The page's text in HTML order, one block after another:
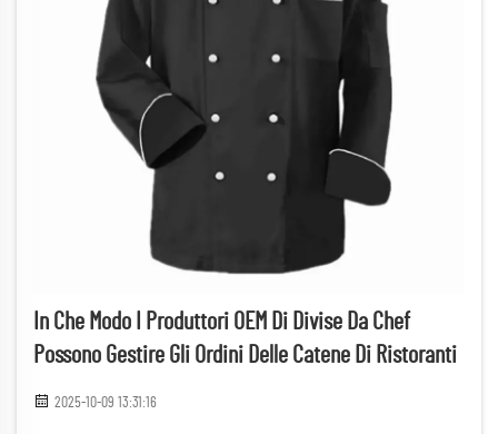
In Che Modo I Produttori OEM Di Divise Da Chef
Possono Gestire Gli Ordini Delle Catene Di Ristoranti
2025-10-09 13:31:16